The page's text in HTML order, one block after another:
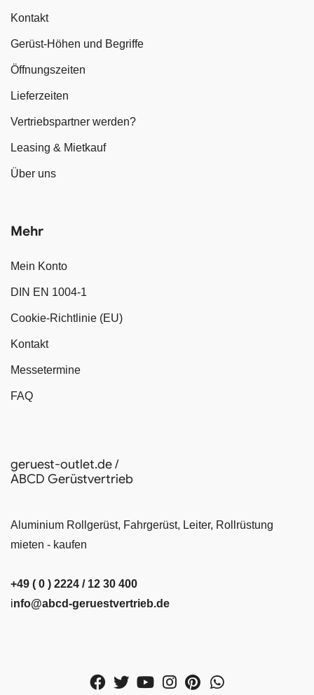
Kontakt
Gerüst-Höhen und Begriffe
Öffnungszeiten
Lieferzeiten
Vertriebspartner werden?
Leasing & Mietkauf
Über uns
Mehr
Mein Konto
DIN EN 1004-1
Cookie-Richtlinie (EU)
Kontakt
Messetermine
FAQ
geruest-outlet.de /
ABCD Gerüstvertrieb
Aluminium Rollgerüst, Fahrgerüst, Leiter, Rollrüstung
mieten - kaufen
+49 ( 0 ) 2224 / 12 30 400
info@abcd-geruestvertrieb.de